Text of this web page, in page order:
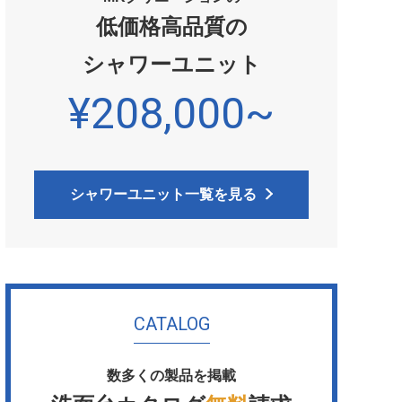
低価格高品質の
シャワーユニット
¥208,000~
シャワーユニット一覧を見る
CATALOG
数多くの製品を掲載